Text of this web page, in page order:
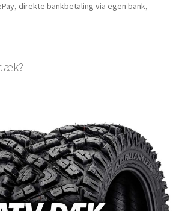
direkte bankbetaling via egen bank,